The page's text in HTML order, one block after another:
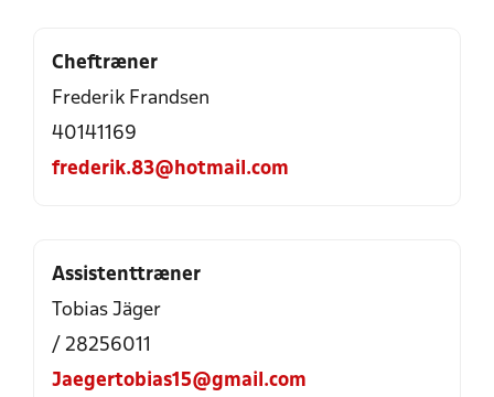
Cheftræner
Frederik Frandsen
40141169
frederik.83@hotmail.com
Assistenttræner
Tobias Jäger
/ 28256011
Jaegertobias15@gmail.com